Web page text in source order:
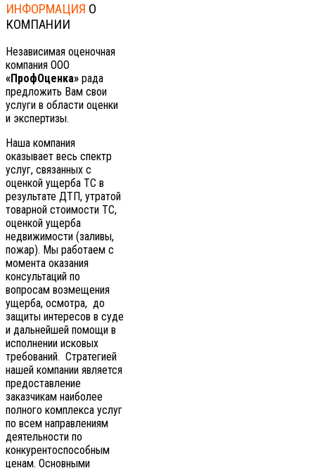
ИНФОРМАЦИЯ О
КОМПАНИИ
Независимая оценочная
компания ООО
«ПрофОценка» рада
предложить Вам свои
услуги в области оценки
и экспертизы.
Наша компания
оказывает весь спектр
услуг, связанных с
оценкой ущерба ТС в
результате ДТП, утратой
товарной стоимости ТС,
оценкой ущерба
недвижимости (заливы,
пожар). Мы работаем с
момента оказания
консультаций по
вопросам возмещения
ущерба, осмотра, до
защиты интересов в суде
и дальнейшей помощи в
исполнении исковых
требований. Стратегией
нашей компании является
предоставление
заказчикам наиболее
полного комплекса услуг
по всем направлениям
деятельности по
конкурентоспособным
ценам. Основными